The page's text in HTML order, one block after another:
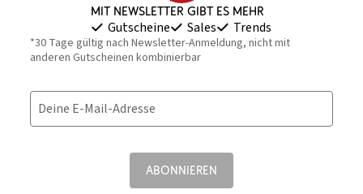
Mit Newsletter gibt es mehr
Gutscheine Sales Trends
*30 Tage gültig nach Newsletter-Anmeldung, nicht mit
anderen Gutscheinen kombinierbar
Deine E-Mail-Adresse
ABONNIEREN